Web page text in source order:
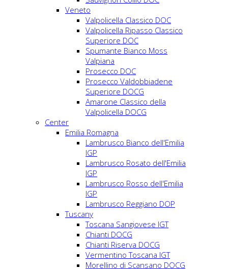
Veneto
Valpolicella Classico DOC
Valpolicella Ripasso Classico
Superiore DOC
Spumante Bianco Moss
Valpiana
Prosecco DOC
Prosecco Valdobbiadene
Superiore DOCG
Amarone Classico della
Valpolicella DOCG
Center
Emilia Romagna
Lambrusco Bianco dell'Emilia
IGP
Lambrusco Rosato dell'Emilia
IGP
Lambrusco Rosso dell'Emilia
IGP
Lambrusco Reggiano DOP
Tuscany
Toscana Sangiovese IGT
Chianti DOCG
Chianti Riserva DOCG
Vermentino Toscana IGT
Morellino di Scansano DOCG